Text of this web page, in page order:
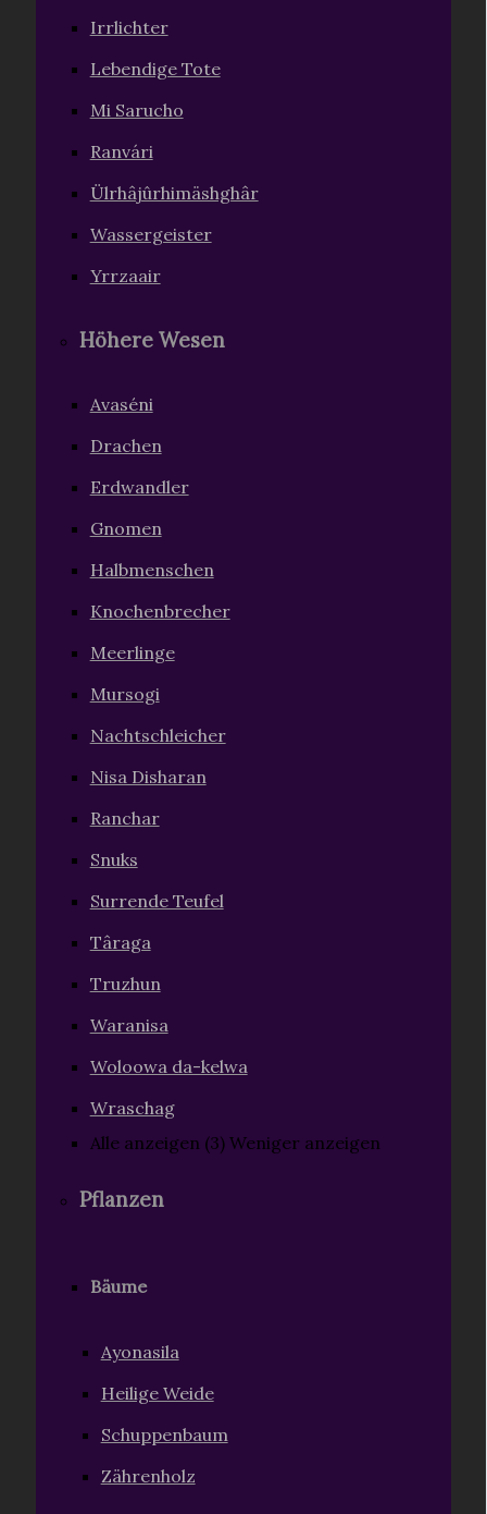
Irrlichter
Lebendige Tote
Mi Sarucho
Ranvári
Ülrhâjûrhimäshghâr
Wassergeister
Yrrzaair
Höhere Wesen
Avaséni
Drachen
Erdwandler
Gnomen
Halbmenschen
Knochenbrecher
Meerlinge
Mursogi
Nachtschleicher
Nisa Disharan
Ranchar
Snuks
Surrende Teufel
Târaga
Truzhun
Waranisa
Woloowa da-kelwa
Wraschag
Alle anzeigen (3) Weniger anzeigen
Pflanzen
Bäume
Ayonasila
Heilige Weide
Schuppenbaum
Zährenholz